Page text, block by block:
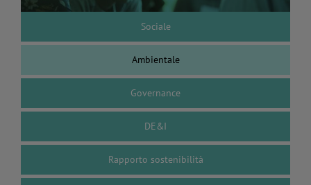
Sociale
Ambientale
Governance
DE&I
Rapporto sostenibilità